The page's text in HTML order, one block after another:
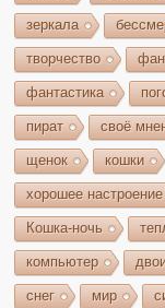
зеркала
творчество
фантастика
пират своё
щенок кошки
хорошее настроение
Кошка-ночь
компьютер
снег мир